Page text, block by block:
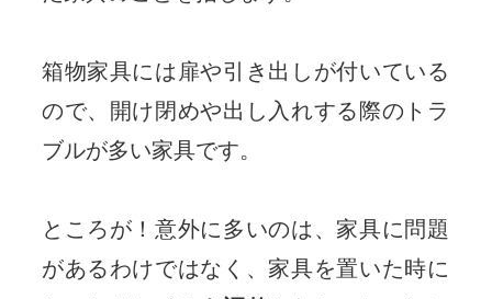
箱物家具には扉や引き出しが付いている
ので、開け閉めや出し入れする際のトラ
ブルが多い家具です。
ところが！意外に多いのは、家具に問題
があるわけではなく、家具を置いた時に